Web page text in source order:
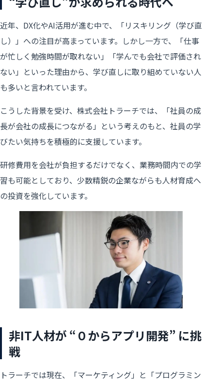
近年、DX化やAI活用が進む中で、「リスキリング（学び直
し）」への注目が高まっています。しかし一方で、「仕事
が忙しく勉強時間が取れない」「学んでも会社で評価され
ない」といった理由から、学び直しに取り組めていない人
も多いと言われています。
こうした背景を受け、株式会社トラーチでは、「社員の成
長が会社の成長につながる」という考えのもと、社員の学
びたい気持ちを積極的に支援しています。
研修費用を会社が負担するだけでなく、業務時間内での学
習も可能としており、少数精鋭の企業ながらも人材育成へ
の投資を強化しています。
非IT人材が “０からアプリ開発” に挑
戦
トラーチでは現在、「マーケティング」と「プログラミン